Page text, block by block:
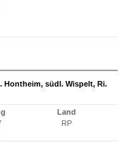
Hontheim, südl. Wispelt, Ri.
Land
RP